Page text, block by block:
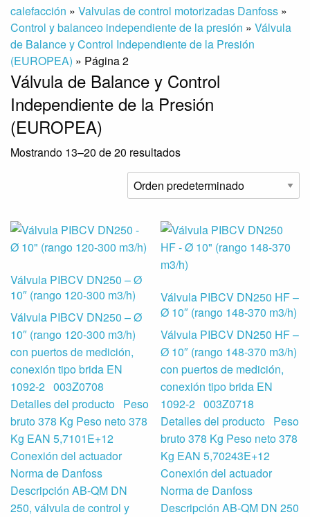
calefacción » Valvulas de control motorizadas Danfoss »
Control y balanceo independiente de la presión » Válvula
de Balance y Control Independiente de la Presión
(EUROPEA) » Página 2
Válvula de Balance y Control
Independiente de la Presión
(EUROPEA)
Mostrando 13–20 de 20 resultados
Válvula PIBCV DN250 – Ø
10″ (rango 120-300 m3/h)
Válvula PIBCV DN250 – Ø
10″ (rango 120-300 m3/h)
con puertos de medición,
conexión tipo brida EN
1092-2 003Z0708
Detalles del producto Peso
bruto 378 Kg Peso neto 378
Kg EAN 5,7101E+12
Conexión del actuador
Norma de Danfoss
Descripción AB-QM DN
250, válvula de control y
Válvula PIBCV DN250 HF –
Ø 10″ (rango 148-370 m3/h)
Válvula PIBCV DN250 HF –
Ø 10″ (rango 148-370 m3/h)
con puertos de medición,
conexión tipo brida EN
1092-2 003Z0718
Detalles del producto Peso
bruto 378 Kg Peso neto 378
Kg EAN 5,70243E+12
Conexión del actuador
Norma de Danfoss
Descripción AB-QM DN 250